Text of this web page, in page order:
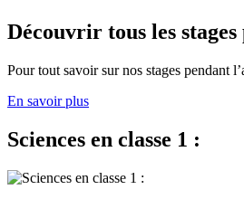
Découvrir tous les stages
Pour tout savoir sur nos stages pendant
En savoir plus
Sciences en classe 1 :